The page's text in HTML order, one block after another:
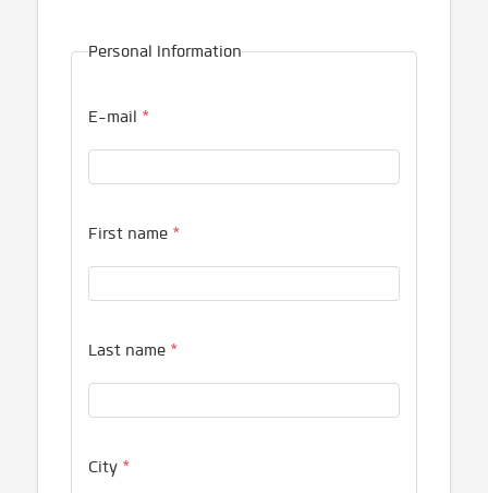
Personal Information
E-mail *
First name *
Last name *
City *